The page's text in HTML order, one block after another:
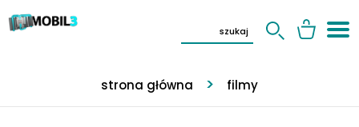
strona główna filmy